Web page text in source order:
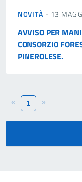
NOVITÀ - 13
AVVISO PER
CONSORZIO
PINEROLESE.
« 1 »